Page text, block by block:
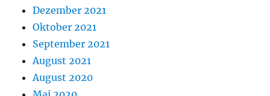
Dezember 2021
Oktober 2021
September 2021
August 2021
August 2020